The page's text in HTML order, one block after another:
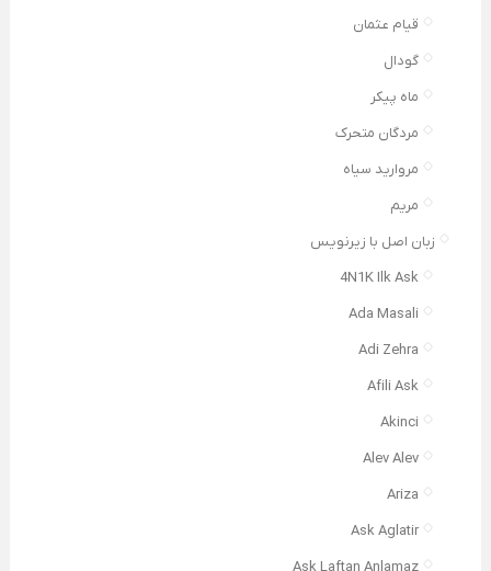
قیام عثمان
گودال
ماه پیکر
مردگان متحرک
مروارید سیاه
مریم
زبان اصل با زیرنویس
4N1K Ilk Ask
Ada Masali
Adi Zehra
Afili Ask
Akinci
Alev Alev
Ariza
Ask Aglatir